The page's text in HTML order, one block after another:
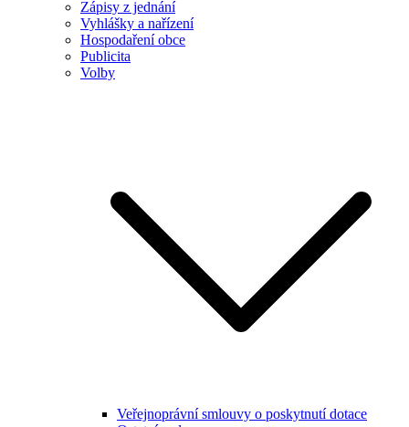
Zápisy z jednání
Vyhlášky a nařízení
Hospodaření obce
Publicita
Volby
Veřejnoprávní smlouvy o poskytnutí dotace